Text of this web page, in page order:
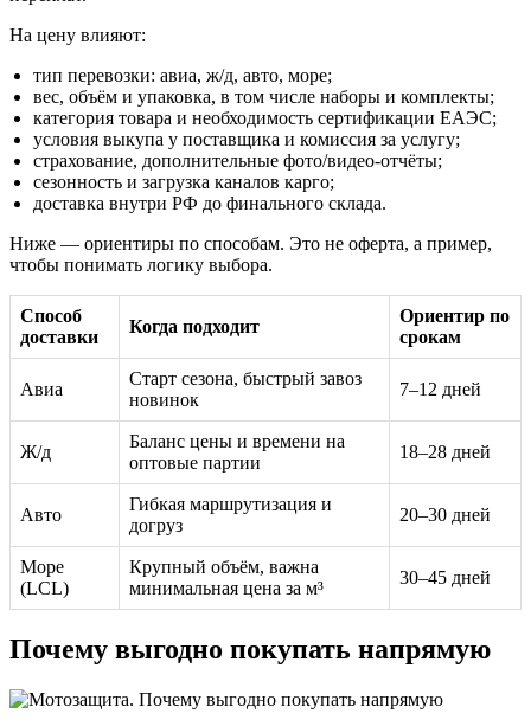
На цену влияют:
тип перевозки: авиа, ж/д, авто, море;
вес, объём и упаковка, в том числе наборы и комплекты;
категория товара и необходимость сертификации ЕАЭС;
условия выкупа у поставщика и комиссия за услугу;
страхование, дополнительные фото/видео-отчёты;
сезонность и загрузка каналов карго;
доставка внутри РФ до финального склада.
Ниже — ориентиры по способам. Это не оферта, а пример,
чтобы понимать логику выбора.
Способ
доставки
Когда подходит
Ориентир по
срокам
Авиа
Старт сезона, быстрый завоз
новинок
7–12 дней
Ж/д
Баланс цены и времени на
оптовые партии
18–28 дней
Авто
Гибкая маршрутизация и
догруз
20–30 дней
Море
(LCL)
Крупный объём, важна
минимальная цена за м³
30–45 дней
Почему выгодно покупать напрямую